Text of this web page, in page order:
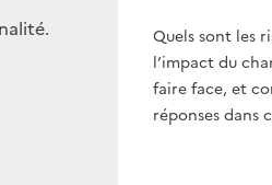
Quels sont les
l’impact du
faire face, et
réponses dans